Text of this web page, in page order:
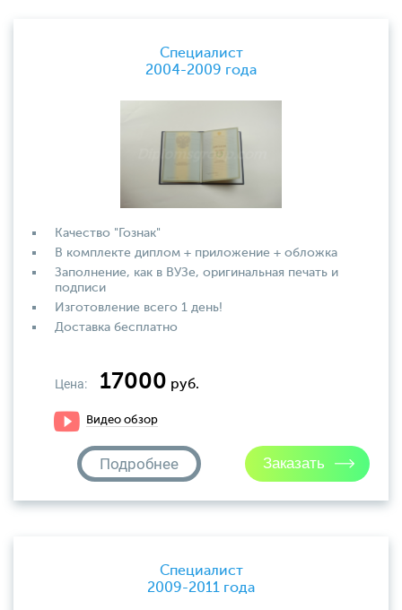
Специалист
2004-2009 года
Качество "Гознак"
В комплекте диплом + приложение + обложка
Заполнение, как в ВУЗе, оригинальная печать и
подписи
Изготовление всего 1 день!
Доставка бесплатно
Цена: 17000 руб.
Видео обзор
Подробнее
Специалист
2009-2011 года